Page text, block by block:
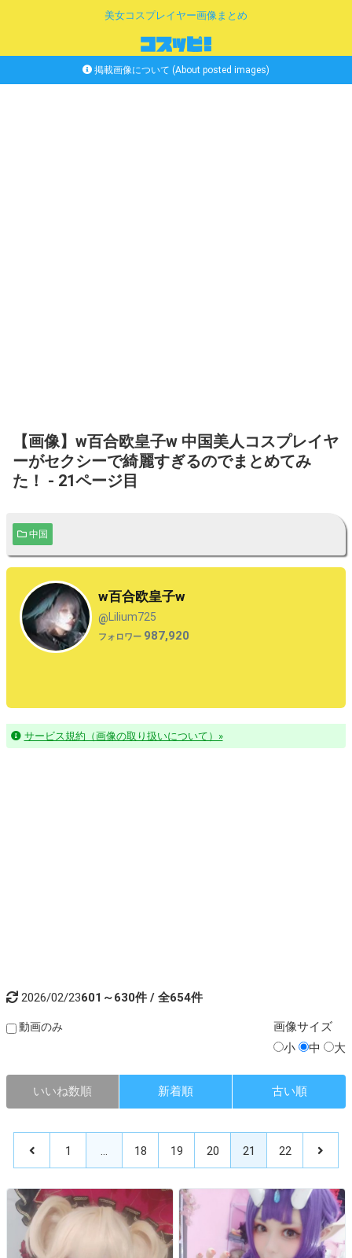
美女コスプレイヤー画像まとめ
掲載画像について (About posted images)
【画像】w百合欧皇子w 中国美人コスプレイヤ
ーがセクシーで綺麗すぎるのでまとめてみ
た！ - 21ページ目
中国
w百合欧皇子w
@Lilium725
フォロワー 987,920
サービス規約（画像の取り扱いについて）»
2026/02/23601～630件 / 全654件
動画のみ 画像サイズ
小
中 大
いいね数順 新着順 古い順
1 … 18 19 20 21 22